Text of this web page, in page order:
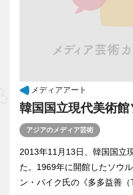
メディアアート
韓国国立現代美術
アジアのメディア芸術
2013年11月13日、韓国国立
た。1969年に開館したソウ
ン・パイク氏の《多多益善